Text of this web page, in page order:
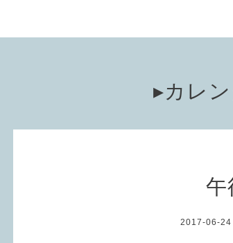
▸カレ
午
2017-06-